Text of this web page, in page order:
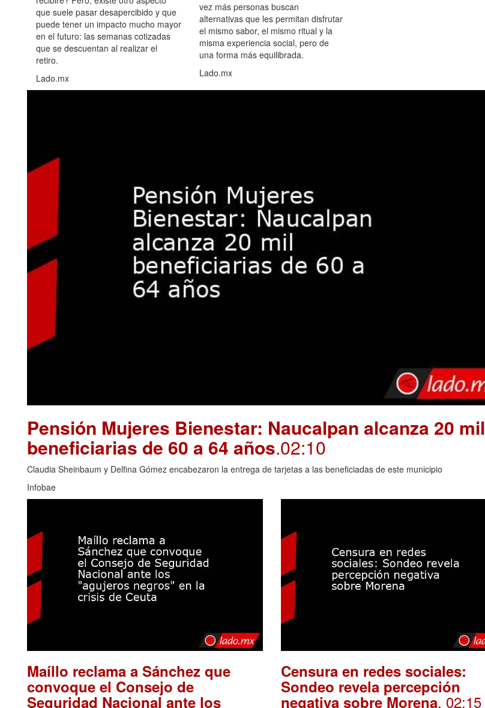
que suele pasar desapercibido y que
puede tener un impacto mucho mayor
en el futuro: las semanas cotizadas
que se descuentan al realizar el
retiro.
Lado.mx
vez más personas buscan
alternativas que les permitan disfrutar
el mismo sabor, el mismo ritual y la
misma experiencia social, pero de
una forma más equilibrada.
Lado.mx
Pensión Mujeres Bienestar: Naucalpan alcanza 20 mil
beneficiarias de 60 a 64 años.02:10
Claudia Sheinbaum y Delfina Gómez encabezaron la entrega de tarjetas a las beneficiadas de este municipio
Infobae
Maíllo reclama a Sánchez que
convoque el Consejo de
Seguridad Nacional ante los
Censura en redes sociales:
Sondeo revela percepción
negativa sobre Morena. 02:15